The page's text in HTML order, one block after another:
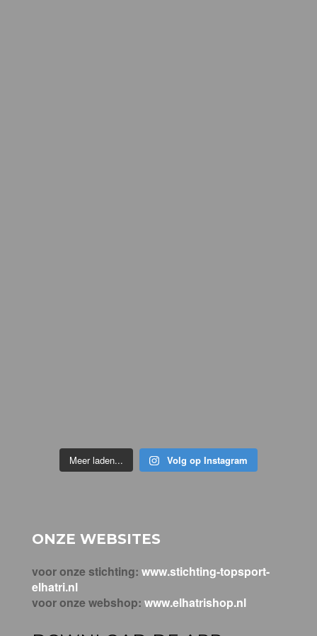
Meer laden... Volg op Instagram
ONZE WEBSITES
voor onze stichting: www.stichting-topsport-
elhatri.nl
voor onze webshop: www.elhatrishop.nl